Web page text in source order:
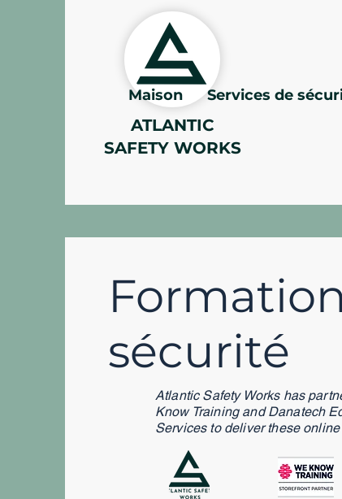
ATLANTIC
SAFETY WORKS
Maison Services de
sécurité
Atlantic Safety Works has
Know Training and Danatech
Services to deliver these